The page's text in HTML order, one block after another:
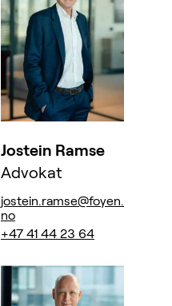
Jostein Ramse
Advokat
jostein.ramse@foyen.
no
+47 41 44 23 64